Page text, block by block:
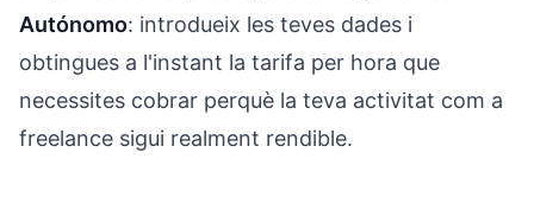
Autónomo: introdueix les teves dades i
obtingues a l'instant la tarifa per hora que
necessites cobrar perquè la teva activitat com a
freelance sigui realment rendible.